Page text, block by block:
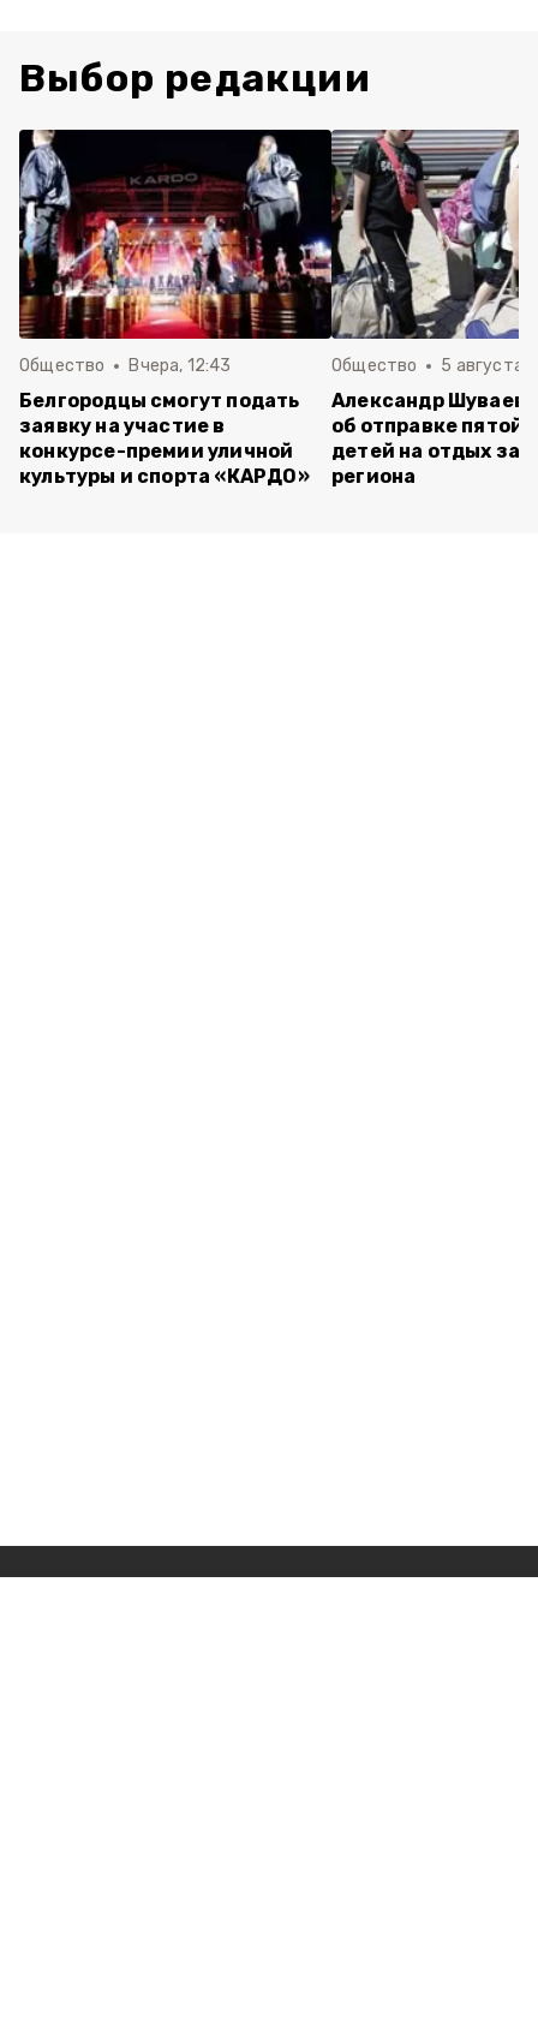
Выбор редакции
Общество Вчера, 12:43
Белгородцы смогут подать
заявку на участие в
конкурсе-премии уличной
культуры и спорта «КАРДО»
Общество 5 августа ,
Александр Шуваев
об отправке пятой
детей на отдых за
региона